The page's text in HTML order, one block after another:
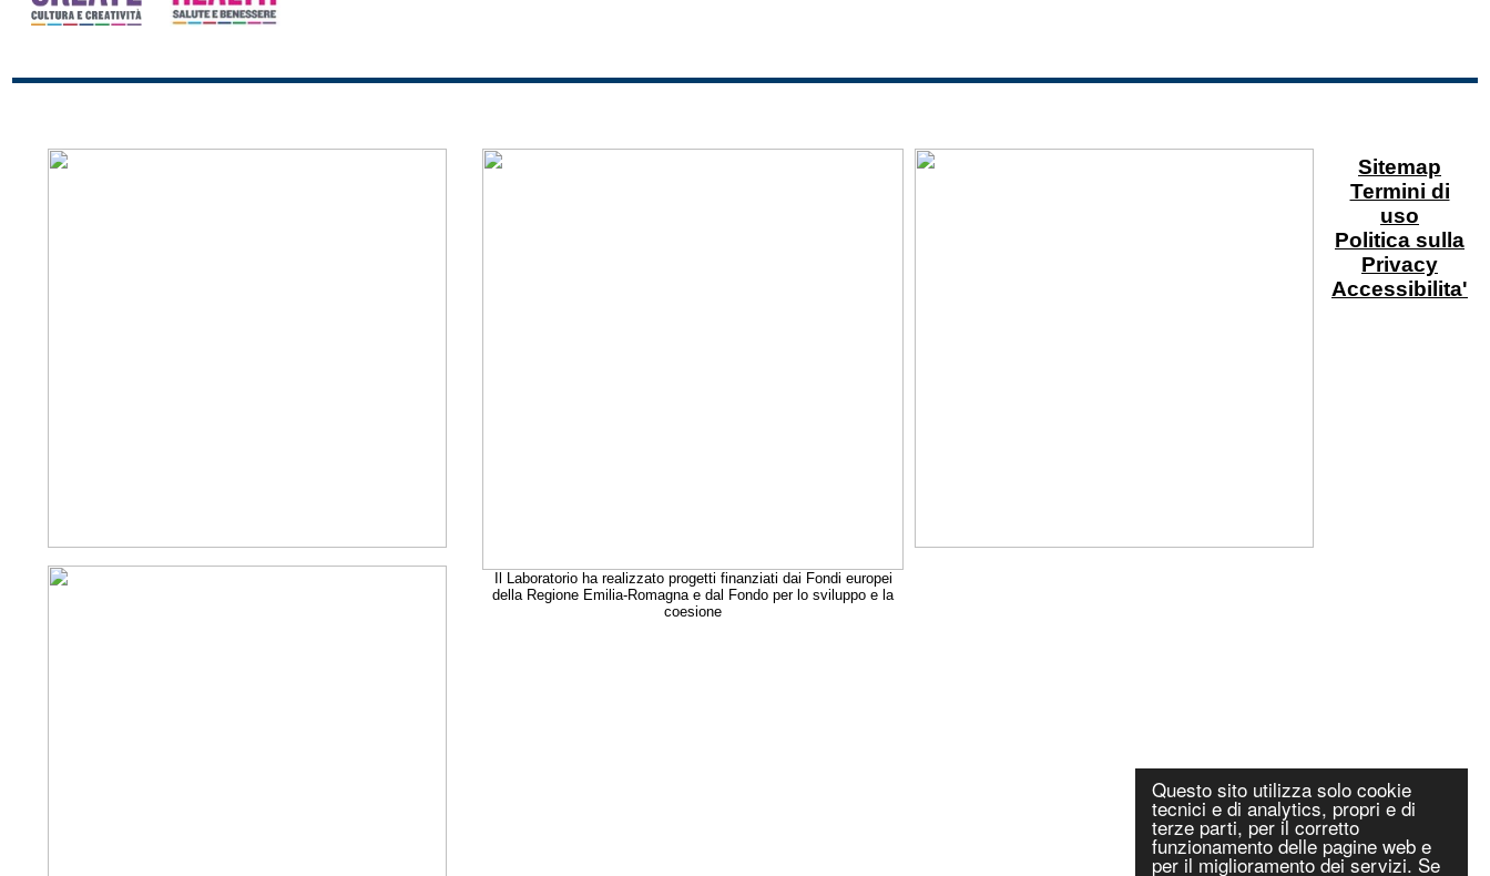
Questo sito utilizza solo cookie
tecnici e di analytics, propri e di
terze parti, per il corretto
funzionamento delle pagine web e
per il miglioramento dei servizi. Se
Il Laboratorio ha realizzato progetti finanziati dai Fondi europei
della Regione Emilia-Romagna e dal Fondo per lo sviluppo e la
coesione
Sitemap
Termini di
uso
Politica sulla
Privacy
Accessibilita'